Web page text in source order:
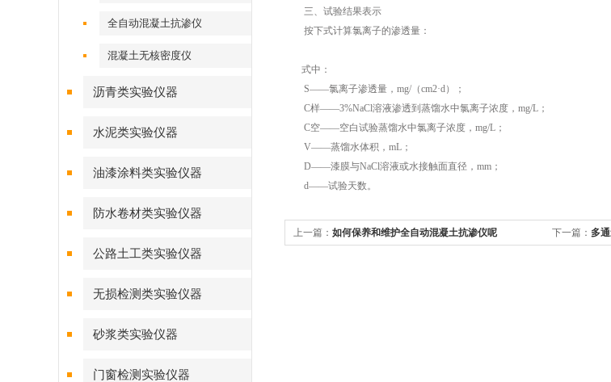
三、试验结果表示
按下式计算氯离子的渗透量：
式中：
S——氯离子渗透量，mg/（cm2·d）；
C样——3%NaCl溶液渗透到蒸馏水中氯离子浓度，mg/L；
C空——空白试验蒸馏水中氯离子浓度，mg/L；
V——蒸馏水体积，mL；
D——漆膜与NaCl溶液或水接触面直径，mm；
d——试验天数。
上一篇： 如何保养和维护全自动混凝土抗渗仪呢 下一篇： 多
全自动混凝土抗渗仪
混凝土无核密度仪
沥青类实验仪器
水泥类实验仪器
油漆涂料类实验仪器
防水卷材类实验仪器
公路土工类实验仪器
无损检测类实验仪器
砂浆类实验仪器
门窗检测实验仪器